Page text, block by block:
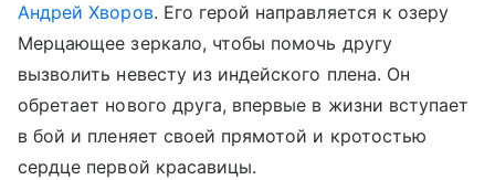
Андрей Хворов. Его герой направляется к озеру
Мерцающее зеркало, чтобы помочь другу
вызволить невесту из индейского плена. Он
обретает нового друга, впервые в жизни вступает
в бой и пленяет своей прямотой и кротостью
сердце первой красавицы.